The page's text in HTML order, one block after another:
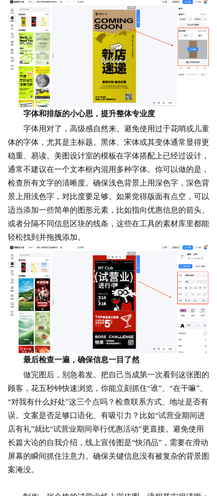
字体和排版的小心思，提升整体专业度
字体用对了，高级感自然来。避免使用过于花哨或儿童
体的字体，尤其是主标题。黑体、宋体或其变体通常显得更
稳重、易读。美图设计室的模板在字体搭配上已经过设计，
通常不建议在一个文本框内混用多种字体。你可以做的是，
检查所有文字的清晰度。确保浅色背景上用深色字，深色背
景上用浅色字，对比度要足够。如果觉得版面有点空，可以
适当添加一些简单的图形元素，比如指向优惠信息的箭头、
或者分隔不同信息区块的线条，这些在工具的素材库里都能
轻松找到并拖拽添加。
最后检查一遍，确保信息一目了然
做完图后，别急着发。把自己当成第一次看到这张图的
顾客，花五秒钟快速浏览，你能立刻抓住“谁”、“在干嘛”、
“对我有什么好处”这三个点吗？检查联系方式 、地址是否有
误。文案是否足够口语化、有吸引力？比如“试营业期间进
店有礼”就比“试营业期间举行优惠活动”更直接。避免使用
长篇大论的自我介绍，线上宣传图是“快消品”，需要在滑动
屏幕的瞬间抓住注意力。确保关键信息没有被复杂的背景图
案淹没。